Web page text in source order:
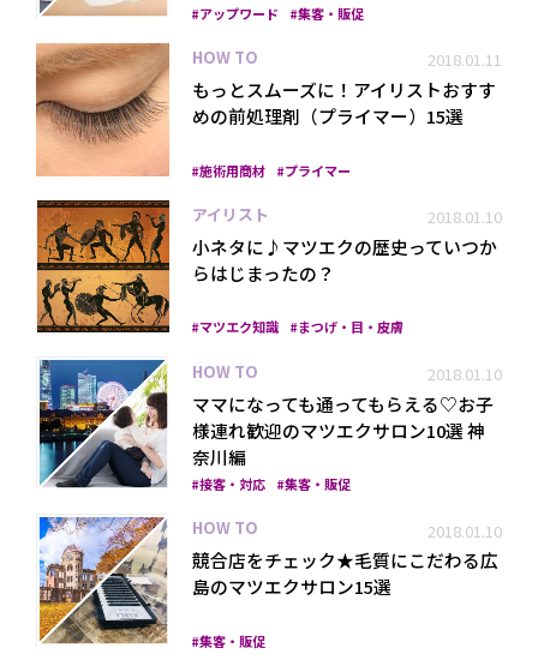
アップワード 集客・販促
HOW TO 2018.01.11
もっとスムーズに！アイリストおすす
めの前処理剤（プライマー）15選
施術用商材 プライマー
アイリスト 2018.01.10
小ネタに♪マツエクの歴史っていつか
らはじまったの？
マツエク知識 まつげ・目・皮膚
HOW TO 2018.01.10
ママになっても通ってもらえる♡お子
様連れ歓迎のマツエクサロン10選 神
奈川編
接客・対応 集客・販促
HOW TO 2018.01.10
競合店をチェック★毛質にこだわる広
島のマツエクサロン15選
集客・販促